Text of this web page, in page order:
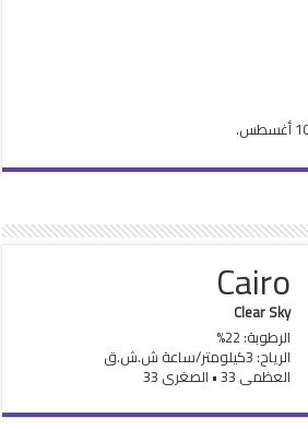
Cairo
Clear Sky
الرطوبة: 22%
الرياح: 3كيلومتر/ساعة ش.ش.ق‎
العظمى 33 • الصغرى 33